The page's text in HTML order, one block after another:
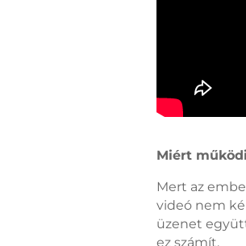
Miért
Mert az
videó nem
üzenet
ez számít.